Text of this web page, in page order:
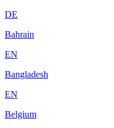
DE
Bahrain
EN
Bangladesh
EN
Belgium